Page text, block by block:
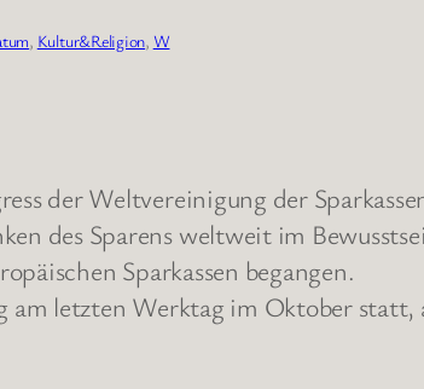
, Kultur&Religion, W
der Weltvereinigung der
des Sparens weltweit im
Sparkassen begangen.
letzten Werktag im Oktober statt,